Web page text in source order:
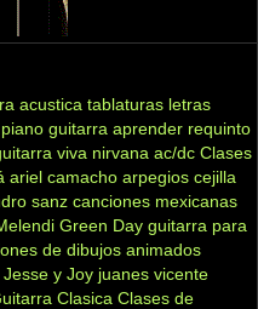
acustica tablaturas letras
guitarra aprender requinto
viva nirvana ac/dc Clases
ariel camacho arpegios cejilla
sanz canciones mexicanas
Green Day guitarra para
de dibujos animados
Jesse y Joy juanes vicente
Clasica Clases de